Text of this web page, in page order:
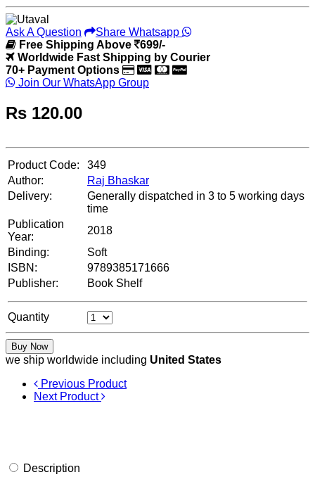
Ask A Question
Share Whatsapp
Free Shipping Above
699/-
Worldwide Fast Shipping by Courier
70+ Payment Options
Join Our WhatsApp Group
Rs 120.00
Product Code:
349
Author:
Raj Bhaskar
Delivery:
Generally dispatched in 3 to 5 working days
time
Publication
Year:
2018
Binding:
Soft
ISBN:
9789385171666
Publisher:
Book Shelf
Quantity
Buy Now
we ship worldwide including United States
Previous Product
Next Product
Description